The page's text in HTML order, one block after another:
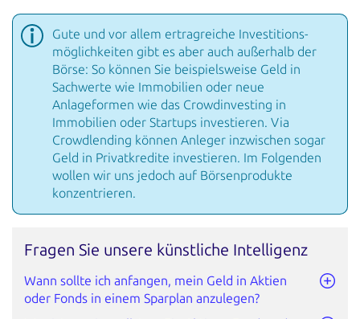
Gute und vor allem ertragreiche Investitions­
möglichkeiten gibt es aber auch außerhalb der
Börse: So können Sie beispielsweise Geld in
Sachwerte wie Immobilien oder neue
Anlageformen wie das Crowdinvesting in
Immobilien oder Startups investieren. Via
Crowdlending können Anleger inzwischen sogar
Geld in Privatkredite investieren. Im Folgenden
wollen wir uns jedoch auf Börsenprodukte
konzentrieren.
Fragen Sie unsere künstliche Intelligenz
Wann sollte ich anfangen, mein Geld in Aktien
oder Fonds in einem Sparplan anzulegen?